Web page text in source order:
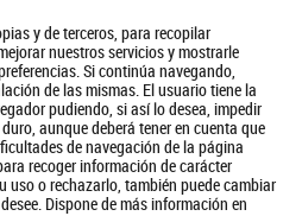
y de terceros, para recopilar
nuestros servicios y mostrarle
Si continúa navegando,
de las mismas. El usuario tiene la
pudiendo, si así lo desea, impedir
aunque deberá tener en cuenta que
de navegación de la página
recoger información de carácter
uso o rechazarlo, también puede cambiar
Dispone de más información en
Aviso Legal Política de Cookies
BUSCAR